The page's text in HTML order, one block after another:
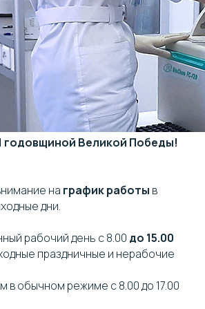
годовщиной Великой Победы!
на график работы в
дни.
рабочий день с 8.00 до 15.00
праздничные и нерабочие
в обычном режиме с 8.00 до 17.00
поддержка:
02-13